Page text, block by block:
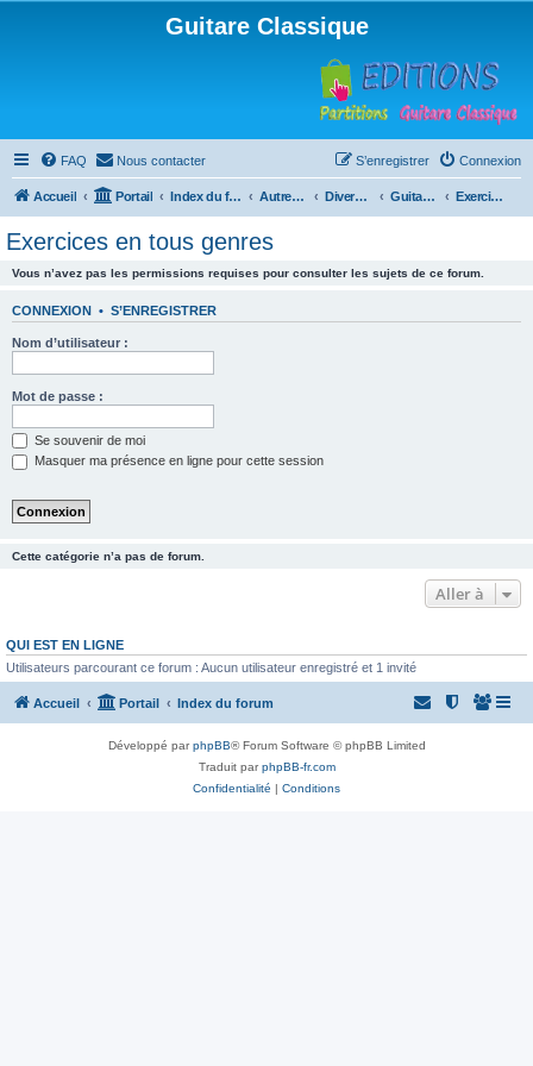
Guitare Classique
FAQ Nous contacter Connexion
S’enregistrer
Accueil Portail Index du forum Autres instruments à cordes pincées, ou styles Divers instruments Guitare acoustique ("folk") Exercices en tous genres
Exercices en tous genres
Vous n’avez pas les permissions requises pour consulter les sujets de ce forum.
CONNEXION • S’ENREGISTRER
Nom d’utilisateur :
Mot de passe :
Se souvenir de moi
Masquer ma présence en ligne pour cette session
Cette catégorie n’a pas de forum.
Aller à
QUI EST EN LIGNE
Utilisateurs parcourant ce forum : Aucun utilisateur enregistré et 1 invité
Accueil Portail Index du forum
Développé parphpBB® Forum Software © phpBB Limited
Traduit parphpBB-fr.com
Confidentialité | Conditions